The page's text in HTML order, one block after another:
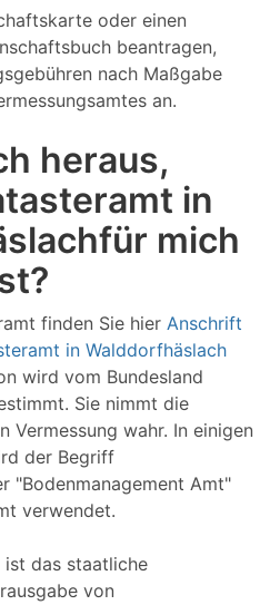
oder einen
beantragen,
nach Maßgabe
an.
heraus,
in
mich
finden Sie hier Anschrift
in Walddorfhäslach
wird vom Bundesland
Sie nimmt die
Vermessung wahr. In einigen
der Begriff
"Bodenmanagement Amt"
verwendet.
ist das staatliche
von